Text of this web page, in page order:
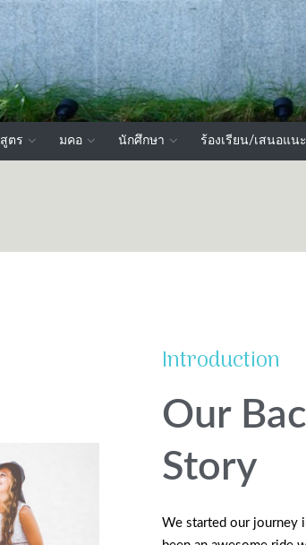
ตร มคอ นักศึกษา ร้องเรียน/เสนอแนะ
Introduction
Our
Story
We started our journey